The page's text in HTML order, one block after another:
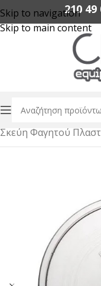
Skip to navigation
Skip to main content
210 49
Αρχική σελίδα/
Σκεύη Φαγητού